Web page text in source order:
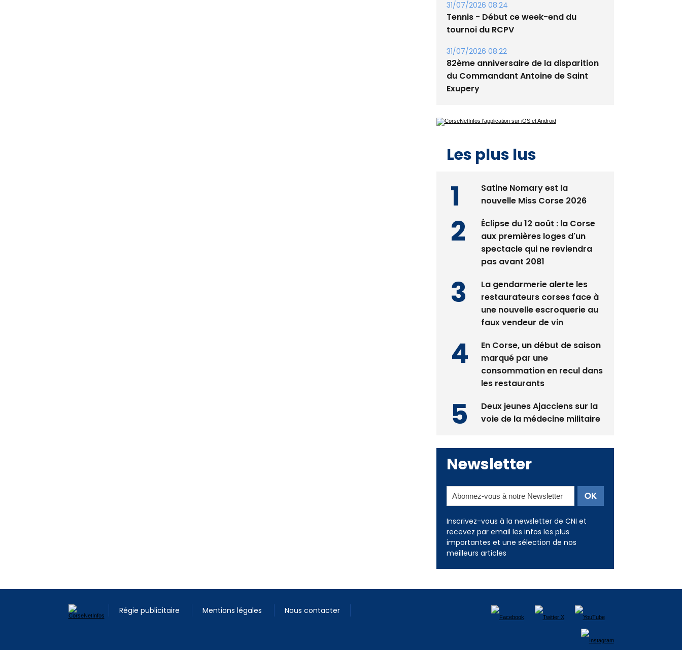
procession le 14 août
31/07/2026 08:24
tournoi du RCPV
31/07/2026 08:22
82ème anniversaire de la disparition
nouvelle Miss Corse 2026
Éclipse du 12 août : la Corse
aux premières loges d'un
pas avant 2081
La gendarmerie alerte les
restaurateurs corses face à
faux vendeur de vin
En Corse, un début de saison
marqué par une
les restaurants
Newsletter
Inscrivez-vous à la newsletter de CNI et
recevez par email les infos les plus